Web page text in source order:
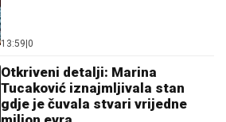
13:59 0
Otkriveni detalji: Marina
Tucaković iznajmljivala stan
gdje je čuvala stvari vrijedne